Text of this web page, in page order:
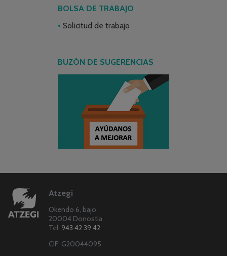
BOLSA DE TRABAJO
Solicitud de trabajo
BUZÓN DE SUGERENCIAS
Atzegi
Okendo 6, bajo
20004 Donostia
Tel: 943 42 39 42
CIF: G20044095